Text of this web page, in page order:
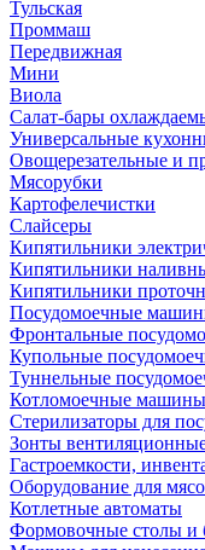
Тульская
Проммаш
Передвижная
Мини
Виола
Салат-бары
Универсальные
Овощерезательные и
Мясорубки
Картофелечистки
Слайсеры
Кипятильники
Кипятильники
Кипятильники
Посудомоечные
Фронтальные
Купольные
Туннельные
Котломоечные машины
Стерилизаторы для
Зонты
Гастроемкости,
Оборудование для
Котлетные автоматы
Формовочные столы и